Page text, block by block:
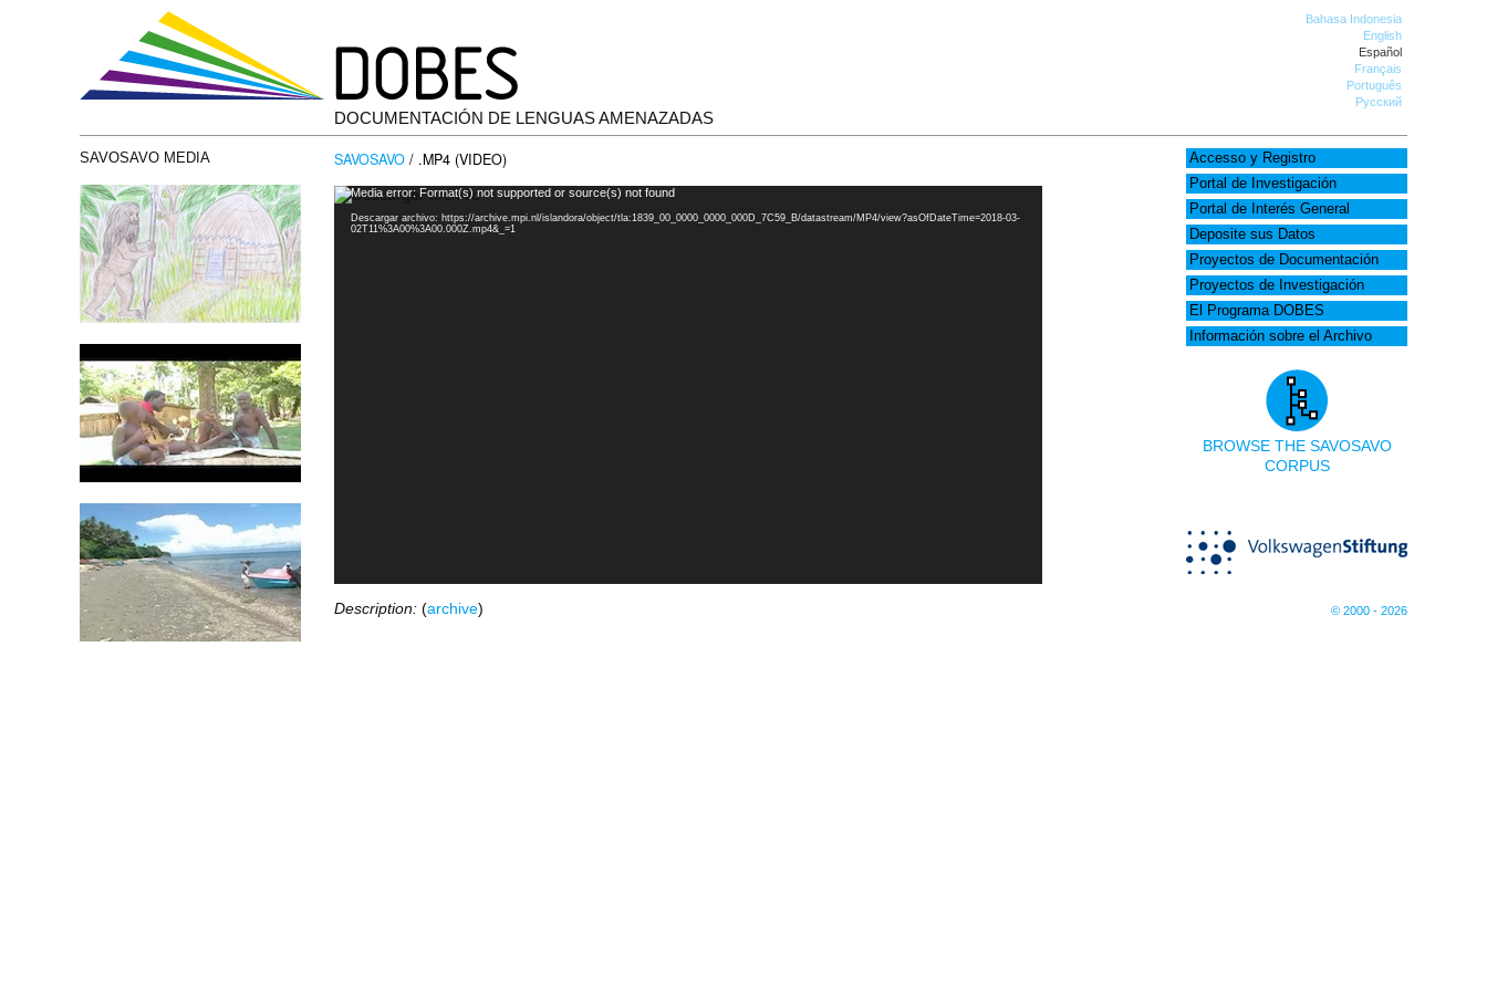
Bahasa Indonesia
English
Español
Français
Português
Русский
DOCUMENTACIÓN DE LENGUAS AMENAZADAS
SAVOSAVO MEDIA
Accesso y Registro
Portal de Investigación
Portal de Interés General
Deposite sus Datos
Proyectos de Documentación
Proyectos de Investigación
El Programa DOBES
Información sobre el Archivo
BROWSE THE SAVOSAVO
CORPUS
© 2000 - 2026
SAVOSAVO / .MP4 (VIDEO)
Reproductor
vídeo
Media error: Format(s) not supported or source(s) not found
Descargar archivo: https://archive.mpi.nl/islandora/object/tla:1839_00_0000_0000_000D_7C59_B/datastream/MP4/view?asOfDateTime=2018-03-
02T11%3A00%3A00.000Z.mp4&_=1
Description: (archive)